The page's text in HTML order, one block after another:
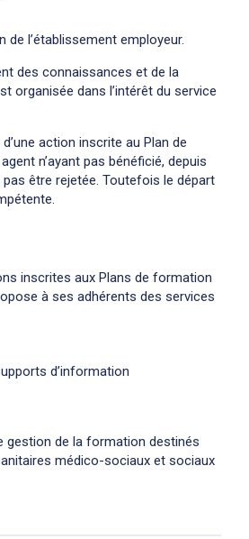
l’établissement employeur.
des connaissances et de la
organisée dans l’intérêt du service
action inscrite au Plan de
n’ayant pas bénéficié, depuis
être rejetée. Toutefois le départ
inscrites aux Plans de formation
à ses adhérents des services
d’information
gestion de la formation destinés
médico-sociaux et sociaux